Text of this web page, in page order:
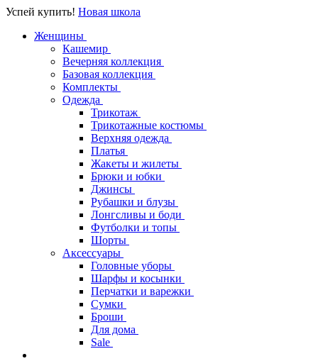
Успей купить! Новая школа
Женщины
Кашемир
Вечерняя коллекция
Базовая коллекция
Комплекты
Одежда
Трикотаж
Трикотажные костюмы
Верхняя одежда
Платья
Жакеты и жилеты
Брюки и юбки
Джинсы
Рубашки и блузы
Лонгсливы и боди
Футболки и топы
Шорты
Аксессуары
Головные уборы
Шарфы и косынки
Перчатки и варежки
Сумки
Броши
Для дома
Sale